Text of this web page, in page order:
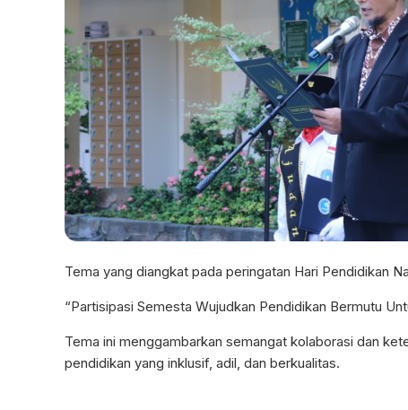
Tema yang diangkat pada peringatan Hari Pendidikan
“Partisipasi Semesta Wujudkan Pendidikan Bermutu
Tema ini menggambarkan semangat kolaborasi dan
pendidikan yang inklusif, adil, dan berkualitas.